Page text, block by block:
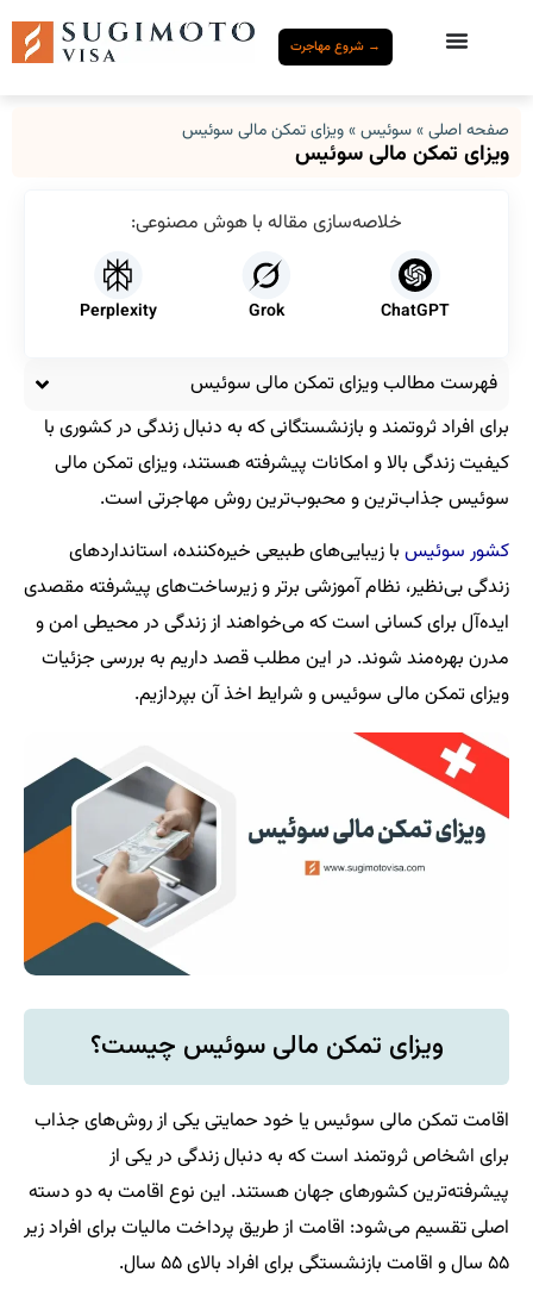
→ شروع مهاجرت
صفحه اصلی»سوئیس»ویزای تمکن مالی سوئیس
ویزای تمکن مالی سوئیس
خلاصه‌سازی مقاله با هوش مصنوعی:
ChatGPT
Grok
Perplexity
فهرست مطالب ویزای تمکن مالی سوئیس
برای افراد ثروتمند و بازنشستگانی که به دنبال زندگی در کشوری با
کیفیت زندگی بالا و امکانات پیشرفته هستند، ویزای تمکن مالی
سوئیس جذاب‌ترین و محبوب‌ترین روش مهاجرتی است.
کشور سوئیس با زیبایی‌های طبیعی خیره‌کننده، استانداردهای
زندگی بی‌نظیر، نظام آموزشی برتر و زیرساخت‌های پیشرفته مقصدی
ایده‌آل برای کسانی است که می‌خواهند از زندگی در محیطی امن و
مدرن بهره‌مند شوند. در این مطلب قصد داریم به بررسی جزئیات
ویزای تمکن مالی سوئیس و شرایط اخذ آن بپردازیم.
ویزای تمکن مالی سوئیس چیست؟
اقامت تمکن مالی سوئیس یا خود حمایتی یکی از روش‌های جذاب
برای اشخاص ثروتمند است که به دنبال زندگی در یکی از
پیشرفته‌ترین کشورهای جهان هستند. این نوع اقامت به دو دسته
اصلی تقسیم می‌شود: اقامت از طریق پرداخت مالیات برای افراد زیر
۵۵ سال و اقامت بازنشستگی برای افراد بالای ۵۵ سال.